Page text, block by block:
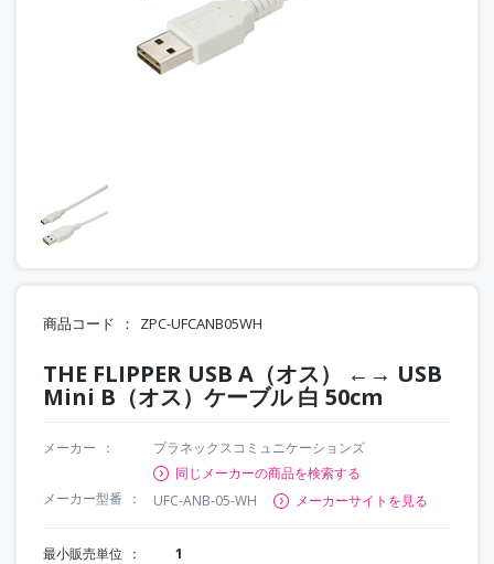
商品コード ZPC-UFCANB05WH
THE FLIPPER USB A（オス） ←→ USB
Mini B（オス）ケーブル 白 50cm
メーカー
プラネックスコミュニケーションズ
同じメーカーの商品を検索する
メーカー型番
UFC-ANB-05-WH メーカーサイトを見る
最小販売単位 1